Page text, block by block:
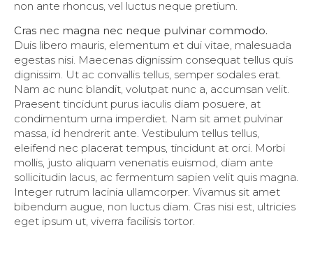
non ante rhoncus, vel luctus neque pretium.
Cras nec magna nec neque pulvinar commodo.
Duis libero mauris, elementum et dui vitae, malesuada
egestas nisi. Maecenas dignissim consequat tellus quis
dignissim. Ut ac convallis tellus, semper sodales erat.
Nam ac nunc blandit, volutpat nunc a, accumsan velit.
Praesent tincidunt purus iaculis diam posuere, at
condimentum urna imperdiet. Nam sit amet pulvinar
massa, id hendrerit ante. Vestibulum tellus tellus,
eleifend nec placerat tempus, tincidunt at orci. Morbi
mollis, justo aliquam venenatis euismod, diam ante
sollicitudin lacus, ac fermentum sapien velit quis magna.
Integer rutrum lacinia ullamcorper. Vivamus sit amet
bibendum augue, non luctus diam. Cras nisi est, ultricies
eget ipsum ut, viverra facilisis tortor.